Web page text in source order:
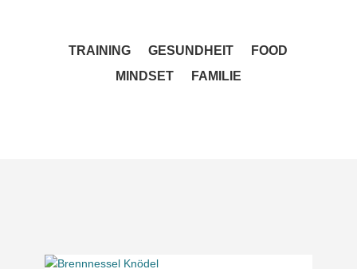
TRAINING GESUNDHEIT
FOOD
MINDSET
FAMILIE